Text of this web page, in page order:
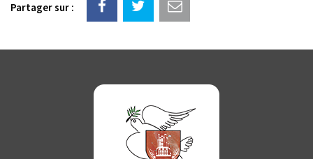
Partager sur :